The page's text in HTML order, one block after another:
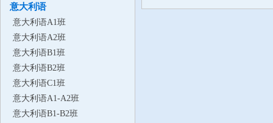
意大利语
意大利语A1班
意大利语A2班
意大利语B1班
意大利语B2班
意大利语C1班
意大利语A1-A2班
意大利语B1-B2班